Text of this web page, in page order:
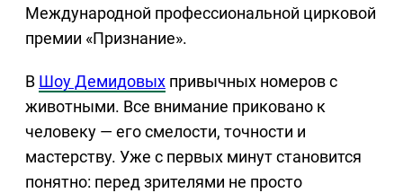
Международной профессиональной цирковой
премии «Признание».
В Шоу Демидовых привычных номеров с
животными. Все внимание приковано к
человеку — его смелости, точности и
мастерству. Уже с первых минут становится
понятно: перед зрителями не просто